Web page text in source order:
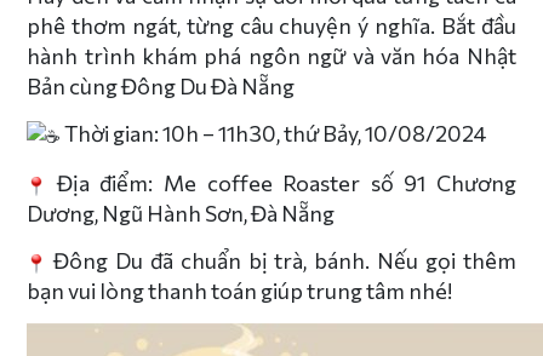
phê thơm ngát, từng câu chuyện ý nghĩa. Bắt đầu
hành trình khám phá ngôn ngữ và văn hóa Nhật
Bản cùng Đông Du Đà Nẵng
Thời gian: 10h – 11h30, thứ Bảy, 10/08/2024
Địa điểm: Me coffee Roaster số 91 Chương
Dương, Ngũ Hành Sơn, Đà Nẵng
Đông Du đã chuẩn bị trà, bánh. Nếu gọi thêm
bạn vui lòng thanh toán giúp trung tâm nhé!